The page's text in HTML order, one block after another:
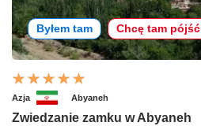
Byłem tam Chcę tam pójść
Azja Abyaneh
Zwiedzanie zamku w Abyaneh